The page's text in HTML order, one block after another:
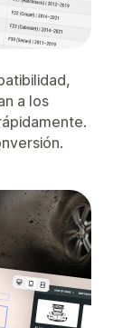
a los